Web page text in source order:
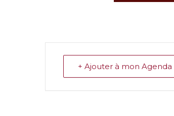
+ Ajouter à mon Agenda